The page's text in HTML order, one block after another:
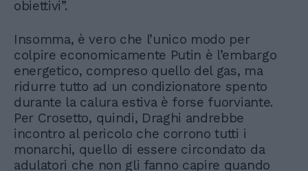
obiettivi”.
Insomma, è vero che l’unico modo per
colpire economicamente Putin è l’embargo
energetico, compreso quello del gas, ma
ridurre tutto ad un condizionatore spento
durante la calura estiva è forse fuorviante.
Per Crosetto, quindi, Draghi andrebbe
incontro al pericolo che corrono tutti i
monarchi, quello di essere circondato da
adulatori che non gli fanno capire quando